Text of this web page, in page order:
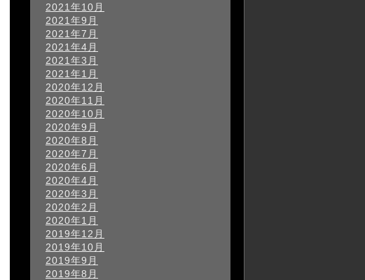
2021年10月
2021年9月
2021年7月
2021年4月
2021年3月
2021年1月
2020年12月
2020年11月
2020年10月
2020年9月
2020年8月
2020年7月
2020年6月
2020年4月
2020年3月
2020年2月
2020年1月
2019年12月
2019年10月
2019年9月
2019年8月